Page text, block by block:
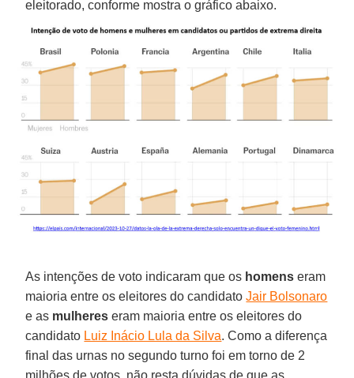
eleitorado, conforme mostra o gráfico abaixo.
As intenções de voto indicaram que os homens eram
maioria entre os eleitores do candidatoJair Bolsonaro
e as mulheres eram maioria entre os eleitores do
candidato Luiz Inácio Lula da Silva. Como a diferença
final das urnas no segundo turno foi em torno de 2
milhões de votos, não resta dúvidas de que as